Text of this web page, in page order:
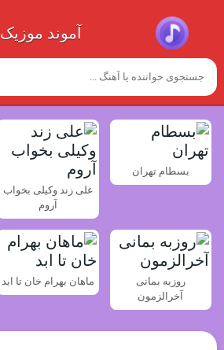
آموند موزیک
بسطام تهران
علی زند وکیلی بخواب
آروم
روزبه بمانی
آخرالزمون
ماهان بهرام خان تا ابد